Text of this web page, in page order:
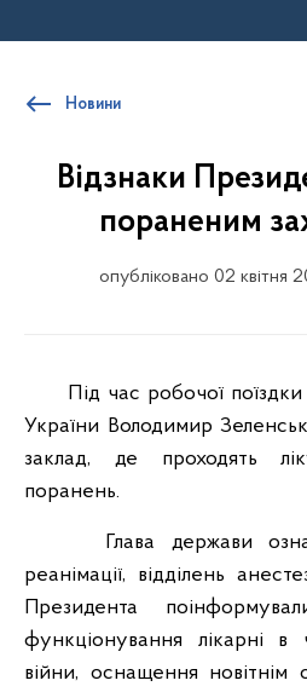
Новини
Відзнаки
пораненим
опубліковано 02 квітня
Під час робочої поїздки
України Володимир
заклад, де проходять
поранень.
Глава держави
реанімації, відділень
Президента
функціонування лікарні в
війни, оснащення новітнім